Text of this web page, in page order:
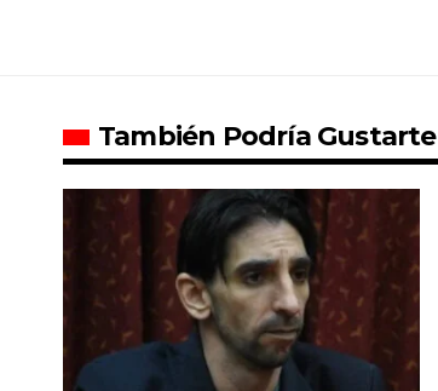
También Podría Gustarte